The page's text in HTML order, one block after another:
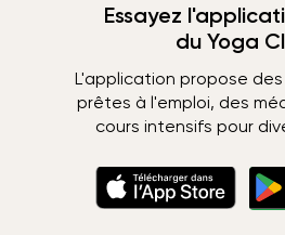
Essayez
du Yoga
L'application propose
prêtes à l'emploi, des
cours intensifs pour